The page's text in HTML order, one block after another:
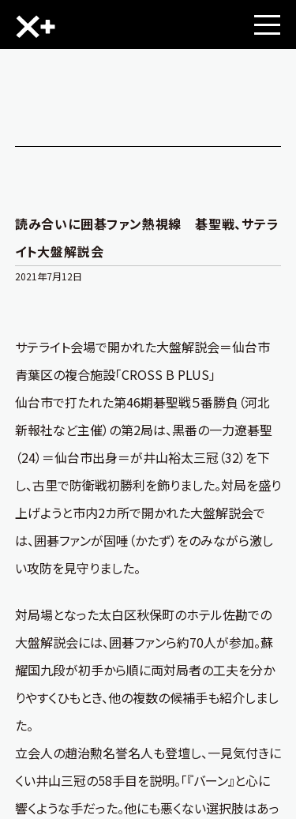
読み合いに囲碁ファン熱視線 碁聖戦、サテラ
イト大盤解説会
2021年7月12日
サテライト会場で開かれた大盤解説会＝仙台市
青葉区の複合施設「CROSS B PLUS」
仙台市で打たれた第46期碁聖戦５番勝負（河北
新報社など主催）の第2局は、黒番の一力遼碁聖
（24）＝仙台市出身＝が井山裕太三冠（32）を下
し、古里で防衛戦初勝利を飾りました。対局を盛り
上げようと市内2カ所で開かれた大盤解説会で
は、囲碁ファンが固唾（かたず）をのみながら激し
い攻防を見守りました。
対局場となった太白区秋保町のホテル佐勘での
大盤解説会には、囲碁ファンら約70人が参加。蘇
耀国九段が初手から順に両対局者の工夫を分か
りやすくひもとき、他の複数の候補手も紹介しまし
た。
立会人の趙治勲名誉名人も登壇し、一見気付きに
くい井山三冠の58手目を説明。「『バーン』と心に
響くような手だった。他にも悪くない選択肢はあっ